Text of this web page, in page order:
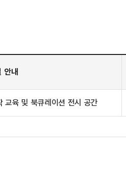
안내
교육 및 북큐레이션 전시 공간